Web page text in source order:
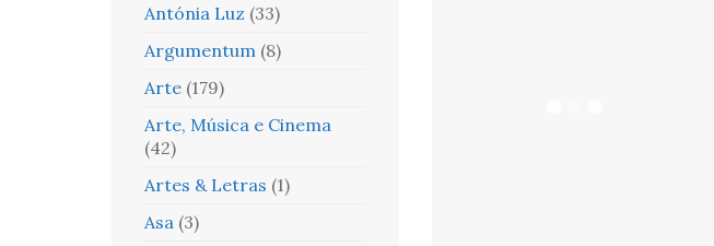
Antónia Luz (33)
Argumentum (8)
Arte (179)
Arte, Música e Cinema
(42)
Artes & Letras (1)
Asa (3)